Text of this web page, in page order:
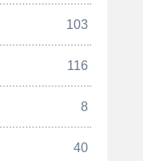
103
116
8
40